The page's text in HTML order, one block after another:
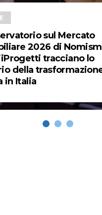
sul Mercato
2026 di
tracciano lo
della
in Italia